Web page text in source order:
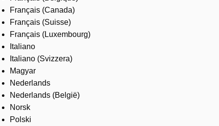
Français (Canada)
Français (Suisse)
Français (Luxembourg)
Italiano
Italiano (Svizzera)
Magyar
Nederlands
Nederlands (België)
Norsk
Polski